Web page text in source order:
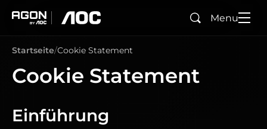
Suchen
Menu
Startseite Cookie Statement
Cookie Statement
Einführung